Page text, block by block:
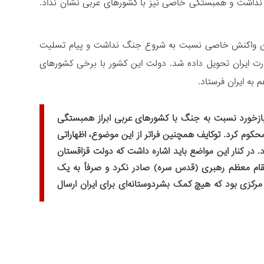
نداشت و همبستگی خاصی نیز با کشورهای عربی نشان نداد.
واکنش خاصی نسبت به شروع جنگ نداشت و پیام تسلیت
ایران تحویل داده شد. دولت این کشور با برخی کشورهای
بازخورد نسبت به جنگ با کشورهای عربی ابراز همبستگی
کرد. توکایف همچنین فراتر از این موضوع، اظهاراتی
کنار این مواضع باید اشاره داشت که دولت قزاقستان
معظم رهبری (قدس سره) صادر نکرد و صرفاً به یک
بود که هیچ کمک بشردوستانه‌ای برای ایران ارسال